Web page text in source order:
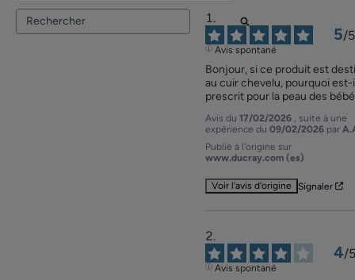
5/5
Avis spontané
Bonjour, si ce produit est
au cuir chevelu, pourquoi est-
prescrit pour la peau des
Avis du 17/02/2026 , suite à une
expérience du 09/02/2026 par
Publié à l'origine sur
www.ducray.com (es)
Voir l’avis d’origine Signaler
4/5
Avis spontané